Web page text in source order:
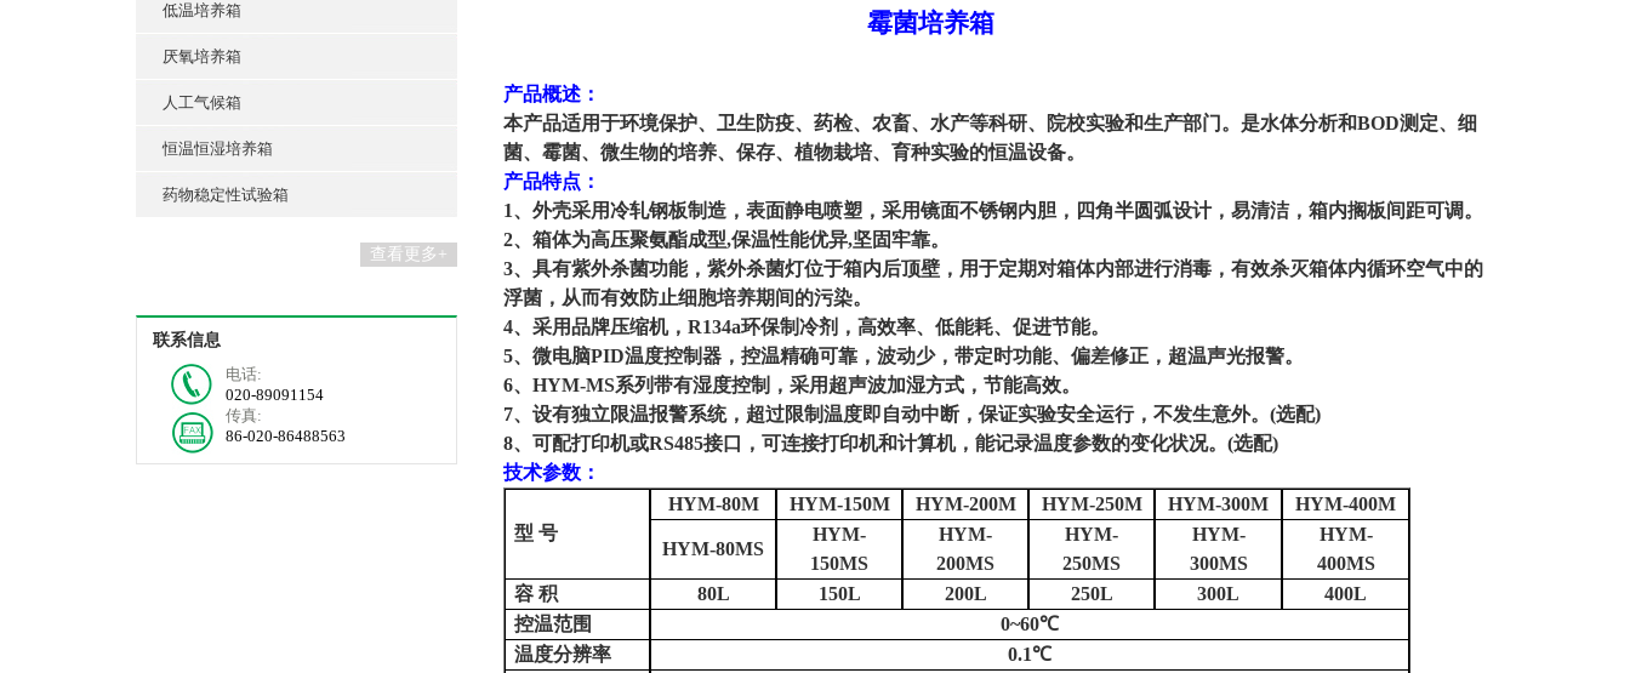
低温培养箱
厌氧培养箱
人工气候箱
恒温恒湿培养箱
药物稳定性试验箱
查看更多+
联系信息
电话:
020-89091154
传真:
86-020-86488563
霉菌培养箱
产品概述：
本产品适用于环境保护、卫生防疫、药检、农畜、水产等科研、院校实验和生产部门。是水体分析和BOD测定、细
菌、霉菌、微生物的培养、保存、植物栽培、育种实验的恒温设备。
产品特点：
1、外壳采用冷轧钢板制造，表面静电喷塑，采用镜面不锈钢内胆，四角半圆弧设计，易清洁，箱内搁板间距可调。
2、箱体为高压聚氨酯成型,保温性能优异,坚固牢靠。
3、具有紫外杀菌功能， 紫外杀菌灯位于箱内后顶壁，用于定期对箱体内部进行消毒，有效杀灭箱体内循环空气中的
浮菌，从而有效防止细胞培养期间的污染。
4、采用品牌压缩机，R134a环保制冷剂，高效率、低能耗、促进节能。
5、微电脑PID温度控制器，控温精确可靠，波动少，带定时功能、偏差修正，超温声光报警。
6、HYM-MS系列带有湿度控制，采用超声波加湿方式，节能高效。
7、设有独立限温报警系统，超过限制温度即自动中断，保证实验安全运行，不发生意外。(选配)
8、可配打印机或RS485接口，可连接打印机和计算机，能记录温度参数的变化状况。(选配)
技术参数：
型 号
HYM-80M HYM-150M HYM-200M HYM-250M HYM-300M HYM-400M
HYM-80MS
HYM-
150MS
HYM-
200MS
HYM-
250MS
HYM-
300MS
HYM-
400MS
容 积 80L 150L 200L 250L 300L
400L
控温范围
0~60℃
温度分辨率
0.1℃